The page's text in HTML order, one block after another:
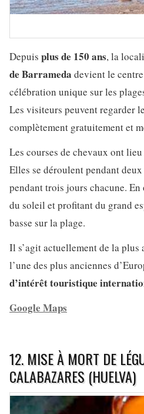
Depuis plus de 150 ans, la
de Barrameda devient le
célébration unique sur les
Les visiteurs peuvent regarder
complètement gratuitement et
Les courses de chevaux ont
Elles se déroulent pendant
pendant trois jours chacune.
du soleil et profitant du grand
basse sur la plage.
Il s’agit actuellement de la plus
l’une des plus anciennes
d’intérêt touristique
Google Maps
12. MISE À MORT DE
CALABAZARES (HUELVA)